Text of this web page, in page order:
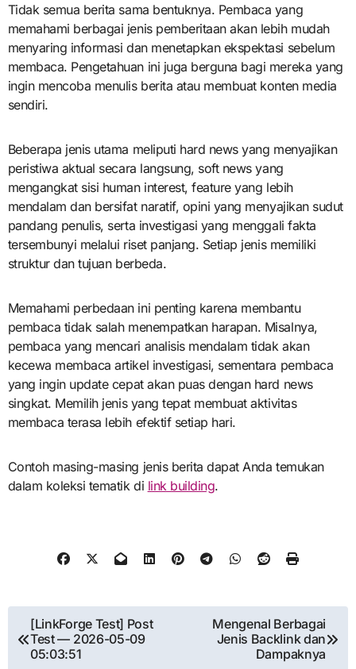
Tidak semua berita sama bentuknya. Pembaca yang
memahami berbagai jenis pemberitaan akan lebih mudah
menyaring informasi dan menetapkan ekspektasi sebelum
membaca. Pengetahuan ini juga berguna bagi mereka yang
ingin mencoba menulis berita atau membuat konten media
sendiri.
Beberapa jenis utama meliputi hard news yang menyajikan
peristiwa aktual secara langsung, soft news yang
mengangkat sisi human interest, feature yang lebih
mendalam dan bersifat naratif, opini yang menyajikan sudut
pandang penulis, serta investigasi yang menggali fakta
tersembunyi melalui riset panjang. Setiap jenis memiliki
struktur dan tujuan berbeda.
Memahami perbedaan ini penting karena membantu
pembaca tidak salah menempatkan harapan. Misalnya,
pembaca yang mencari analisis mendalam tidak akan
kecewa membaca artikel investigasi, sementara pembaca
yang ingin update cepat akan puas dengan hard news
singkat. Memilih jenis yang tepat membuat aktivitas
membaca terasa lebih efektif setiap hari.
Contoh masing-masing jenis berita dapat Anda temukan
dalam koleksi tematik di link building.
Post
navigation
[LinkForge Test] Post
Test — 2026-05-09
05:03:51
Mengenal Berbagai
Jenis Backlink dan
Dampaknya